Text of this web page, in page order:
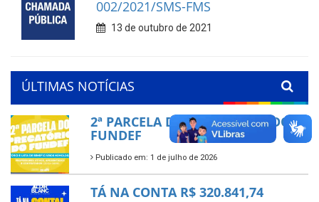
002/2021/SMS-FMS
13 de outubro de 2021
ÚLTIMAS NOTÍCIAS
2ª PARCELA DO PRECATÓRIO DO
FUNDEF
Publicado em: 1 de julho de 2026
TÁ NA CONTA R$ 320.841,74